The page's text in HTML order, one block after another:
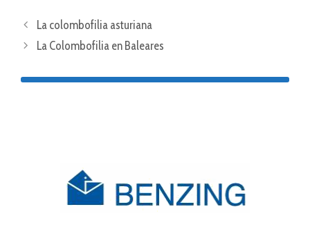
La colombofilia asturiana
La Colombofilia en Baleares